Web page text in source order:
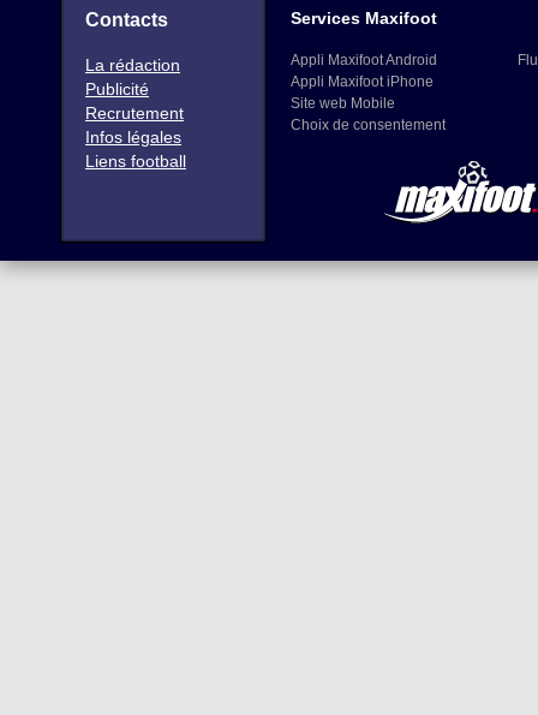
Contacts
La rédaction
Publicité
Recrutement
Infos légales
Liens football
Services Maxifoot
Appli Maxifoot Android
Appli Maxifoot iPhone
Site web Mobile
Choix de consentement